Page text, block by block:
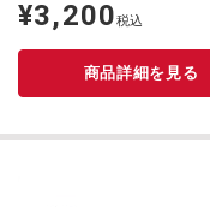
定
価
¥3,200税込
商品詳細を見る